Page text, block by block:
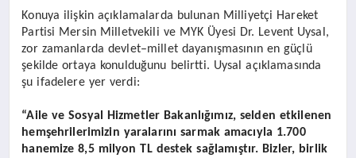
Konuya ilişkin açıklamalarda bulunan Milliyetçi Hareket
Partisi Mersin Milletvekili ve MYK Üyesi Dr. Levent Uysal,
zor zamanlarda devlet–millet dayanışmasının en güçlü
şekilde ortaya konulduğunu belirtti. Uysal açıklamasında
şu ifadelere yer verdi:
“Aile ve Sosyal Hizmetler Bakanlığımız, selden etkilenen
hemşehrilerimizin yaralarını sarmak amacıyla 1.700
hanemize 8,5 milyon TL destek sağlamıştır. Bizler, birlik